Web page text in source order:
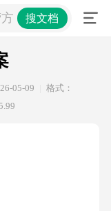
案搜文档
05-09
格式：